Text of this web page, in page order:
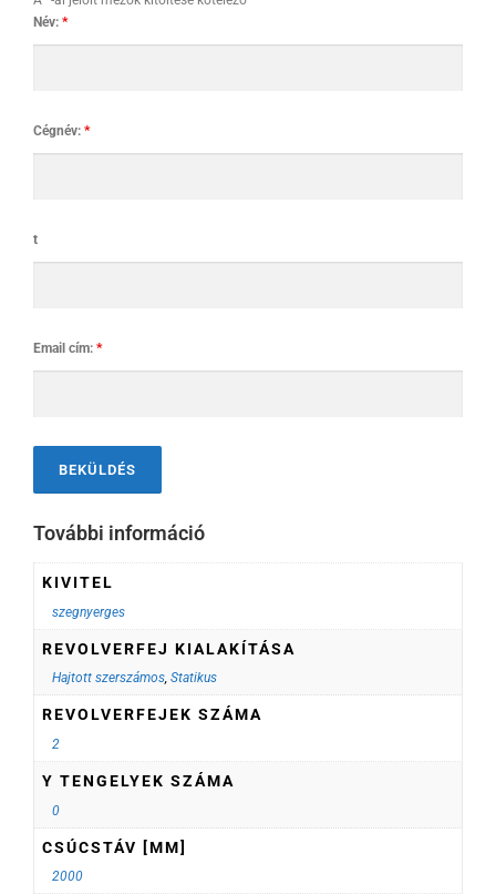
Név: *
Cégnév: *
t
Email cím: *
További információ
KIVITEL
szegnyerges
REVOLVERFEJ KIALAKÍTÁSA
Hajtott szerszámos,Statikus
REVOLVERFEJEK SZÁMA
2
Y TENGELYEK SZÁMA
0
CSÚCSTÁV [MM]
2000